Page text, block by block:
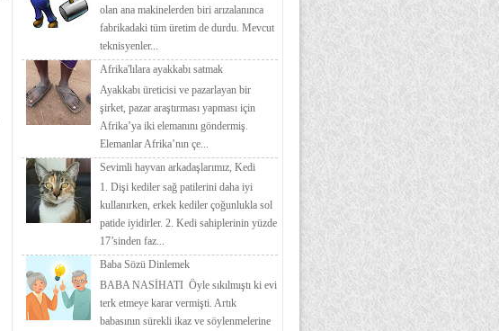
olan ana makinelerden biri arızalanınca
fabrikadaki tüm üretim de durdu. Mevcut
teknisyenler...
Afrika'lılara ayakkabı satmak
Ayakkabı üreticisi ve pazarlayan bir
şirket, pazar araştırması yapması için
Afrika’ya iki elemanını göndermiş.
Elemanlar Afrika’nın çe...
Sevimli hayvan arkadaşlarımız, Kedi
1. Dişi kediler sağ patilerini daha iyi
kullanırken, erkek kediler çoğunlukla sol
patide iyidirler. 2. Kedi sahiplerinin yüzde
17’sinden faz...
Baba Sözü Dinlemek
BABA NASİHATI Öyle sıkılmıştı ki evi
terk etmeye karar vermişti. Artık
babasının sürekli ikaz ve söylenmelerine